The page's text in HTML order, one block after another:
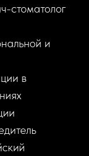
стоматолог
и
в